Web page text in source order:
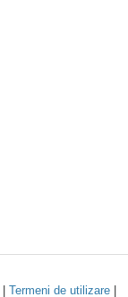
Termeni de utilizare